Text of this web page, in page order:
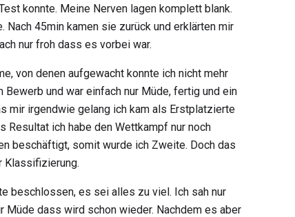
konnte. Meine Nerven lagen komplett blank.
45min kamen sie zurück und erklärten mir
nur froh dass es vorbei war.
von denen aufgewacht konnte ich nicht mehr
und war einfach nur Müde, fertig und ein
mir irgendwie gelang ich kam als Erstplatzierte
Resultat ich habe den Wettkampf nur noch
beschäftigt, somit wurde ich Zweite. Doch das
Klassifizierung.
beschlossen, es sei alles zu viel. Ich sah nur
Müde dass wird schon wieder. Nachdem es aber